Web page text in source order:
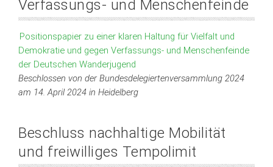
Verfassungs- und Menschenfeinde
Positionspapier zu einer klaren Haltung für Vielfalt und
Demokratie und gegen Verfassungs- und Menschenfeinde
der Deutschen Wanderjugend
Beschlossen von der Bundesdelegiertenversammlung 2024
am 14. April 2024 in Heidelberg
Beschluss nachhaltige Mobilität
und freiwilliges Tempolimit